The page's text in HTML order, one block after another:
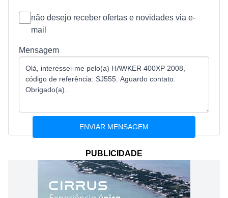
não desejo receber ofertas e novidades via e-
mail
Mensagem
PUBLICIDADE